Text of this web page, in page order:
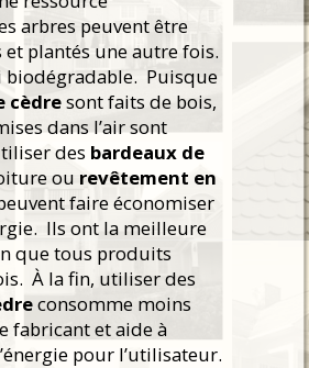
arbres peuvent être
et plantés une autre fois.
biodégradable. Puisque
cèdresont faits de bois,
dans l’air sont
des bardeaux de
ou revêtement en
faire économiser
Ils ont la meilleure
que tous produits
À la fin, utiliser des
consomme moins
fabricant et aide à
pour l’utilisateur.